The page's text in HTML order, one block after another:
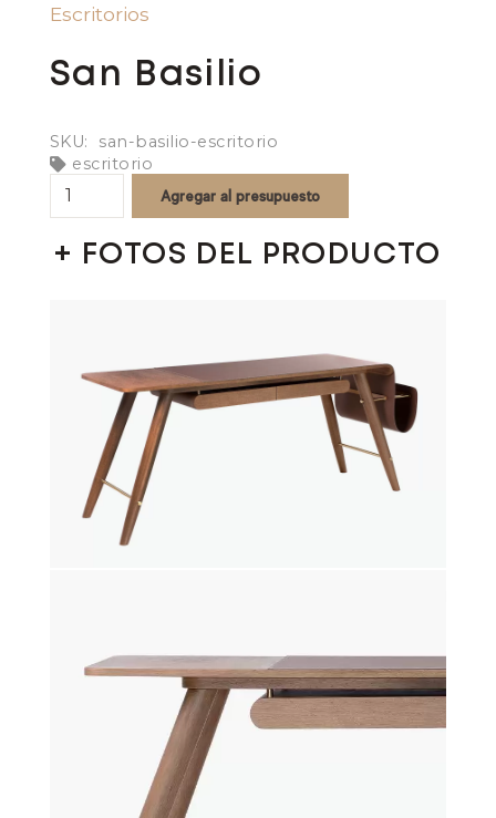
Escritorios
San Basilio
SKU:
san-basilio-escritorio
escritorio
San
Basilio
quantity
Agregar al presupuesto
+ FOTOS DEL PRODUCTO